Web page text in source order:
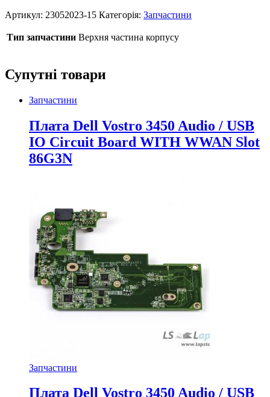
Артикул: 23052023-15 Категорія: Запчастини
Тип запчастини Верхня частина корпусу
Супутні товари
Запчастини
Плата Dell Vostro 3450 Audio / USB
IO Circuit Board WITH WWAN Slot
86G3N
Запчастини
Плата Dell Vostro 3450 Audio / USB